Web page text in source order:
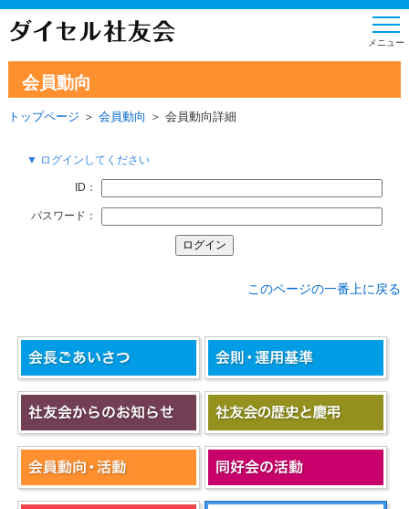
会員動向
トップページ ＞ 会員動向 ＞ 会員動向詳細
▼ ログインしてください
ID：
パスワード：
このページの一番上に戻る